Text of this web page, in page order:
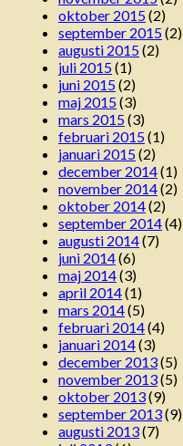
oktober 2015(2)
september 2015(2)
augusti 2015(2)
juli 2015(1)
juni 2015(2)
maj 2015(3)
mars 2015(3)
februari 2015(1)
januari 2015(2)
december 2014(1)
november 2014(2)
oktober 2014(2)
september 2014(4)
augusti 2014(7)
juni 2014(6)
maj 2014(3)
april 2014(1)
mars 2014(5)
februari 2014(4)
januari 2014(3)
december 2013(5)
november 2013(5)
oktober 2013(9)
september 2013(9)
augusti 2013(7)